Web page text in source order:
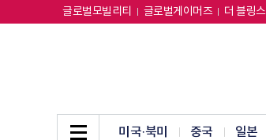
글로벌모빌리티 글로벌게이머즈 더 블링스
미국·북미 중국 일본